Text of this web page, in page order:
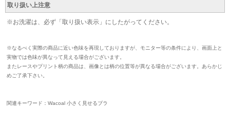
取り扱い上注意
※お洗濯は、必ず「取り扱い表示」にしたがってください。
※なるべく実際の商品に近い色味を再現しておりますが、モニター等の条件により、画面上と
実物では色味が異なって見える場合がございます。
またレースやプリント柄の商品は、画像とは柄の位置等が異なる場合がございます。あらかじ
めご了承下さい。
関連キーワード：Wacoal 小さく見せるブラ